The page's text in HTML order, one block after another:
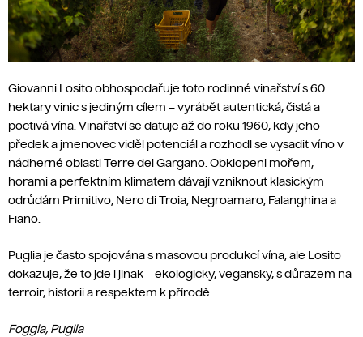
Giovanni Losito obhospodařuje toto rodinné vinařství s 60
hektary vinic s jediným cílem – vyrábět autentická, čistá a
poctivá vína. Vinařství se datuje až do roku 1960, kdy jeho
předek a jmenovec viděl potenciál a rozhodl se vysadit víno v
nádherné oblasti Terre del Gargano. Obklopeni mořem,
horami a perfektním klimatem dávají vzniknout klasickým
odrůdám Primitivo, Nero di Troia, Negroamaro, Falanghina a
Fiano.
Puglia je často spojována s masovou produkcí vína, ale Losito
dokazuje, že to jde i jinak – ekologicky, vegansky, s důrazem na
terroir, historii a respektem k přírodě.
Foggia, Puglia